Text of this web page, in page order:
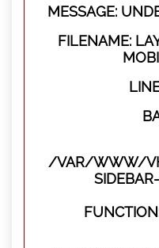
MESSAGE:
FILENAME:
/VAR/WWW/